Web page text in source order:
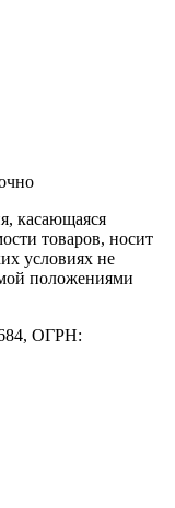
касающаяся
товаров, носит
условиях не
положениями
ОГРН: